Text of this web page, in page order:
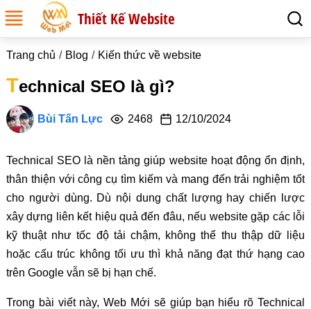
Thiết Kế Website
Trang chủ Blog Kiến thức về website
Technical SEO là gì?
Bùi Tấn Lực 2468 12/10/2024
Technical SEO là nền tảng giúp website hoạt động ổn định,
thân thiện với công cụ tìm kiếm và mang đến trải nghiệm tốt
cho người dùng. Dù nội dung chất lượng hay chiến lược
xây dựng liên kết hiệu quả đến đâu, nếu website gặp các lỗi
kỹ thuật như tốc độ tải chậm, không thể thu thập dữ liệu
hoặc cấu trúc không tối ưu thì khả năng đạt thứ hạng cao
trên Google vẫn sẽ bị hạn chế.
Trong bài viết này, Web Mới sẽ giúp bạn hiểu rõ Technical